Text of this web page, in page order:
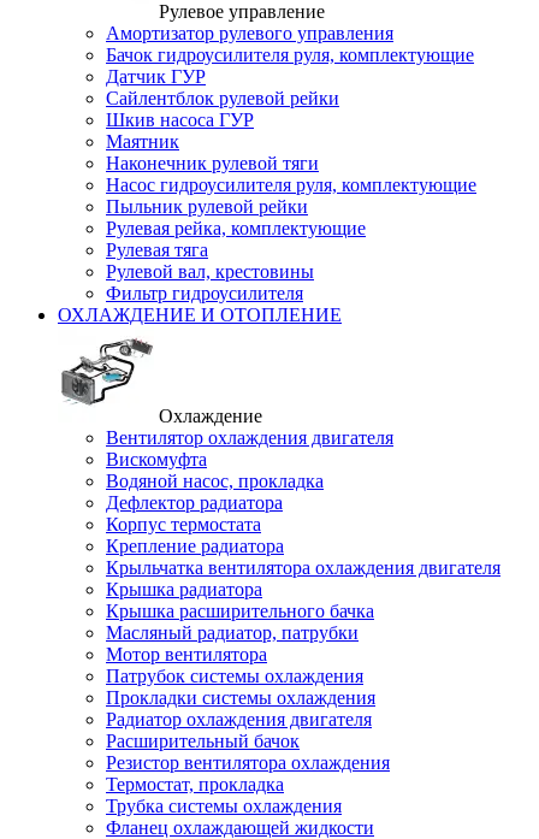
Рулевое управление
Амортизатор рулевого управления
Бачок гидроусилителя руля, комплектующие
Датчик ГУР
Сайлентблок рулевой рейки
Шкив насоса ГУР
Маятник
Наконечник рулевой тяги
Насос гидроусилителя руля, комплектующие
Пыльник рулевой рейки
Рулевая рейка, комплектующие
Рулевая тяга
Рулевой вал, крестовины
Фильтр гидроусилителя
ОХЛАЖДЕНИЕ И ОТОПЛЕНИЕ
Охлаждение
Вентилятор охлаждения двигателя
Вискомуфта
Водяной насос, прокладка
Дефлектор радиатора
Корпус термостата
Крепление радиатора
Крыльчатка вентилятора охлаждения двигателя
Крышка радиатора
Крышка расширительного бачка
Масляный радиатор, патрубки
Мотор вентилятора
Патрубок системы охлаждения
Прокладки системы охлаждения
Радиатор охлаждения двигателя
Расширительный бачок
Резистор вентилятора охлаждения
Термостат, прокладка
Трубка системы охлаждения
Фланец охлаждающей жидкости